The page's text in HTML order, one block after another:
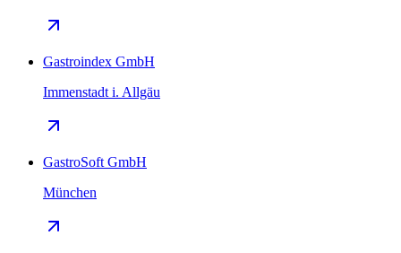
Gastroindex GmbH
Immenstadt i. Allgäu
GastroSoft GmbH
München